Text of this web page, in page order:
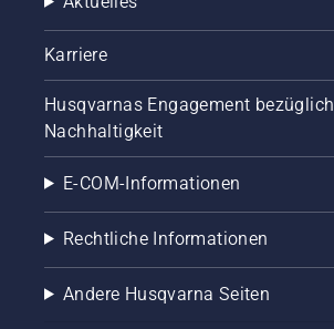
Karriere
Husqvarnas Engagement bezüglich
Nachhaltigkeit
E-COM-Informationen
Rechtliche Informationen
Andere Husqvarna Seiten